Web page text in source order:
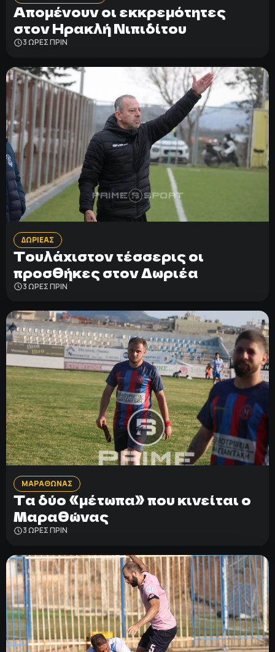
Απομένουν οι εκκρεμότητες
στον Ηρακλή Νιπιδίτου
3 ΩΡΕΣ ΠΡΙΝ
ΔΩΡΙΕΑΣ
Τουλάχιστον τέσσερις οι
προσθήκες στον Δωριέα
3 ΩΡΕΣ ΠΡΙΝ
ΜΑΡΑΘΩΝΑΣ
Τα δύο «μέτωπα» που κινείται ο
Μαραθώνας
3 ΩΡΕΣ ΠΡΙΝ